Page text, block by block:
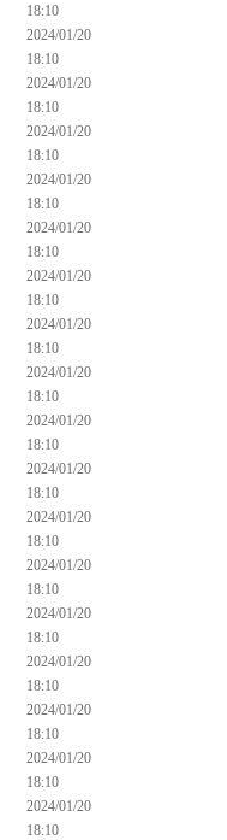
18:10
2024/01/20
18:10
2024/01/20
18:10
2024/01/20
18:10
2024/01/20
18:10
2024/01/20
18:10
2024/01/20
18:10
2024/01/20
18:10
2024/01/20
18:10
2024/01/20
18:10
2024/01/20
18:10
2024/01/20
18:10
2024/01/20
18:10
2024/01/20
18:10
2024/01/20
18:10
2024/01/20
18:10
2024/01/20
18:10
2024/01/20
18:10